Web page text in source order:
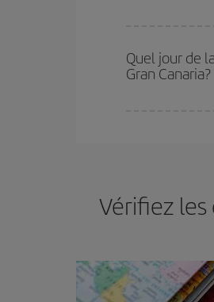
Quel jour de
Gran Canaria?
Vérifiez